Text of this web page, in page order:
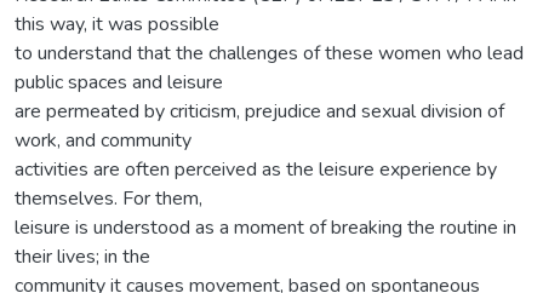
this way, it was possible
to understand that the challenges of these women who lead
public spaces and leisure
are permeated by criticism, prejudice and sexual division of
work, and community
activities are often perceived as the leisure experience by
themselves. For them,
leisure is understood as a moment of breaking the routine in
their lives; in the
community it causes movement, based on spontaneous